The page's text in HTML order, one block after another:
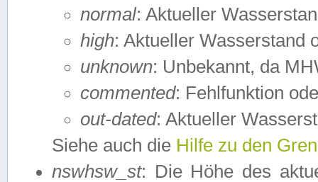
normal: Aktueller
high: Aktueller Wasserstand
unknown: Unbekannt, da
commented: Fehlfunktion
out-dated: Aktueller
Siehe auch die Hilfe zu den
nswhsw_st: Die Höhe des